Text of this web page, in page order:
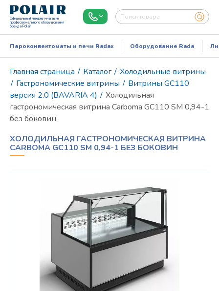
Официальный интернет-магазин
профессионального оборудования
бренда Polair
Пароконвектоматы и печи Radax Оборудование Rada
Главная страница / Каталог / Холодильные витрины
/ Гастрономические витрины / Витрины GC110
версия 2.0 (BAVARIA 4) / Холодильная
гастрономическая витрина Carboma GC110 SM 0,94-1
без боковин
ХОЛОДИЛЬНАЯ ГАСТРОНОМИЧЕСКАЯ ВИТРИНА
CARBOMA GC110 SM 0,94-1 БЕЗ БОКОВИН